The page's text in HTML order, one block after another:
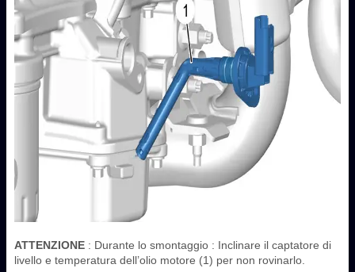
ATTENZIONE : Durante lo smontaggio : Inclinare il captatore di
livello e temperatura dell’olio motore (1) per non rovinarlo.